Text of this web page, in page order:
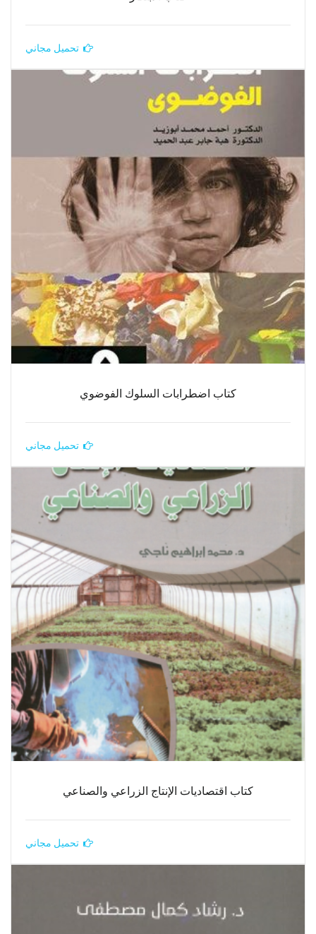
تحميل مجاني
كتاب اضطرابات السلوك الفوضوي
تحميل مجاني
كتاب اقتصاديات الإنتاج الزراعي والصناعي
تحميل مجاني